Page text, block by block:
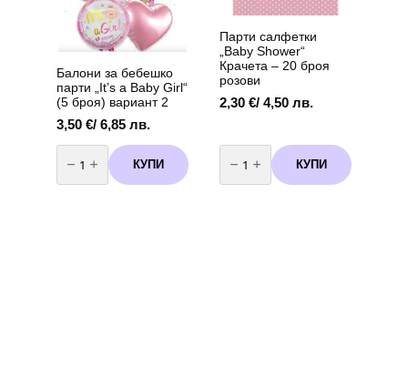
Балони за бебешко
парти „It’s a Baby Girl“
(5 броя) вариант 2
3,50 €/ 6,85 лв.
количество
за
Балони
за
КУПИ
Парти салфетки
„Baby Shower“
Крачета – 20 броя
розови
2,30 €/ 4,50 лв.
количество
за
Парти
салфетки
КУПИ